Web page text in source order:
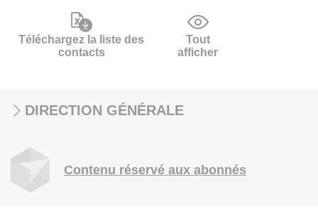
Téléchargez la liste des
contacts
Tout
afficher
DIRECTION GÉNÉRALE
Contenu réservé aux abonnés